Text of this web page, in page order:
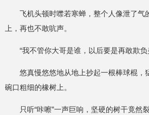
飞机头顿时噤若寒蝉，整个人像泄了气
上，再也不敢吭声。
“我不管你大哥是谁，以后要是再敢欺
悠真慢悠悠地从地上抄起一根棒球棍，
碗口粗细的橡树上。
只听“咔嚓”一声巨响，坚硬的树干竟然